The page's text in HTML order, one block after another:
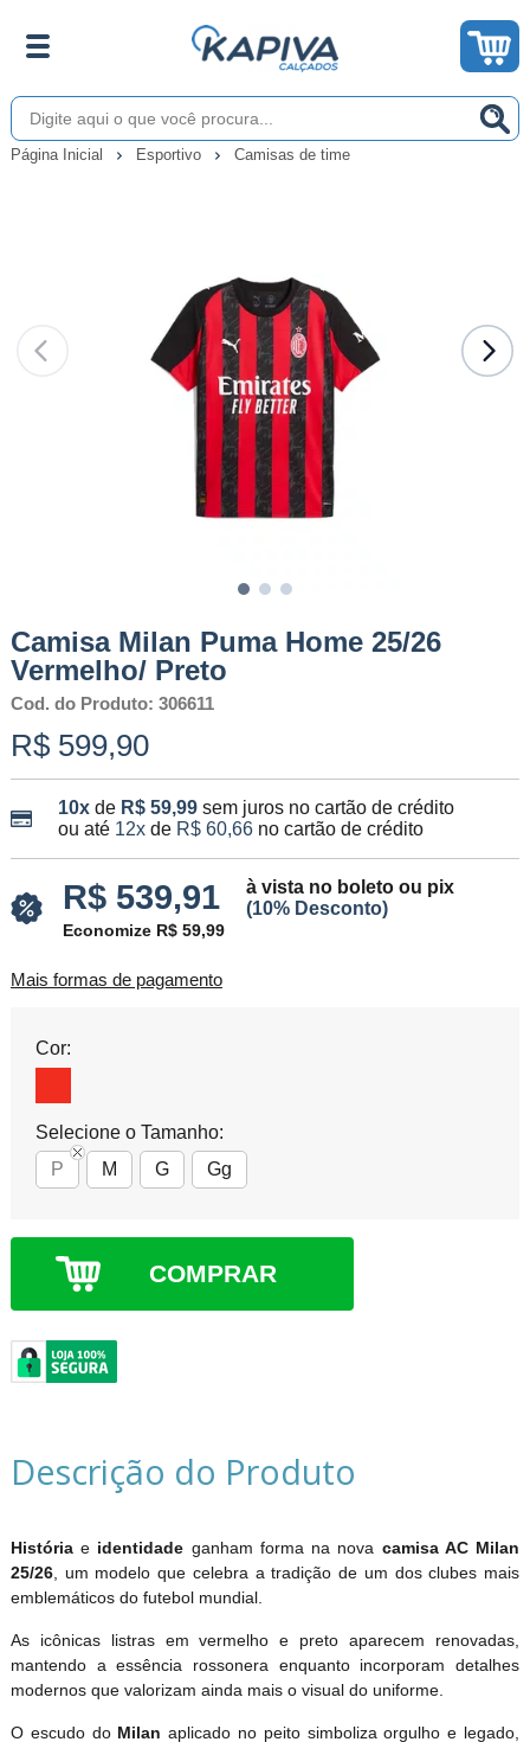
Página Inicial Esportivo Camisas de time
Camisa Milan Puma Home 25/26
Vermelho/ Preto
Cod. do Produto: 306611
R$ 599,90
10xde R$ 59,99 sem juros no cartão de crédito
ou até 12xde R$ 60,66no cartão de crédito
R$ 539,91
à vista no boleto ou pix
(10% Desconto)
Economize R$ 59,99
Mais formas de pagamento
Cor:
Selecione o Tamanho:
P
M G Gg
COMPRAR
Descrição do Produto
Históriae identidade ganham forma na nova camisa AC Milan
25/26, um modelo que celebra a tradição de um dos clubes mais
emblemáticos do futebol mundial.
As icônicas listras em vermelho e preto aparecem renovadas,
mantendo a essência rossonera enquanto incorporam detalhes
modernos que valorizam ainda mais o visual do uniforme.
O escudo do Milan aplicado no peito simboliza orgulho e legado,